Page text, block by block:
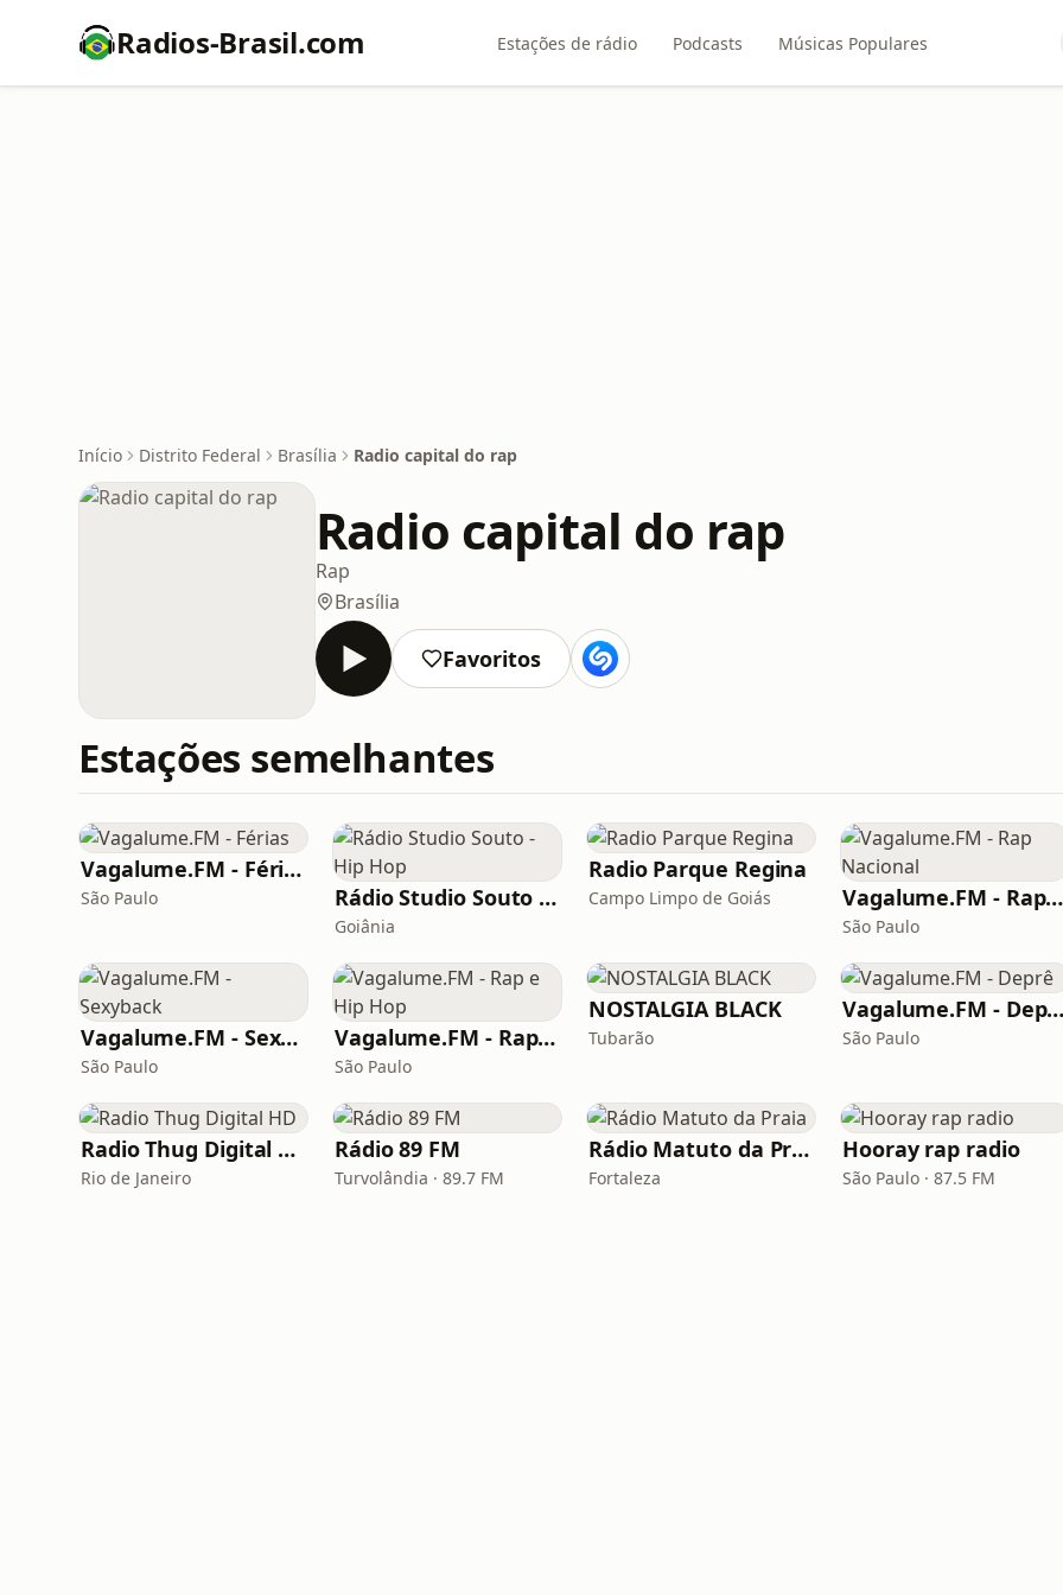
Radios-Brasil.com Estações de rádio Podcasts Músicas Populares
Início Distrito Federal Brasília Radio capital do rap
Radio capital do rap
Rap
Brasília
Favoritos
Estações semelhantes
Vagalume.FM - Férias
São Paulo Rádio Studio Souto - Hip Hop
Goiânia
Radio Parque Regina
Campo Limpo de Goiás Vagalume.FM - Rap Nacional
São Paulo
Vagalume.FM - Sexyback
São Paulo
Vagalume.FM - Rap e Hip Hop
São Paulo
NOSTALGIA BLACK
Tubarão
Vagalume.FM
São Paulo
Radio Thug Digital HD
Rio de Janeiro
Rádio 89 FM
Turvolândia · 89.7 FM
Rádio Matuto da Praia
Fortaleza
Hooray rap radio
São Paulo · 87.5 FM